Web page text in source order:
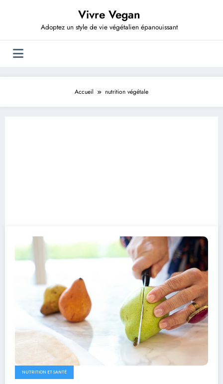
Vivre Vegan
Adoptez un style de vie végétalien épanouissant
Accueil nutrition végétale
NUTRITION ET SANTÉ